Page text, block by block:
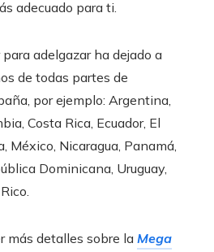
adecuado para ti.
adelgazar ha dejado a
de todas partes de
por ejemplo: Argentina,
Costa Rica, Ecuador, El
México, Nicaragua, Panamá,
Dominicana, Uruguay,
más detalles sobre la Mega